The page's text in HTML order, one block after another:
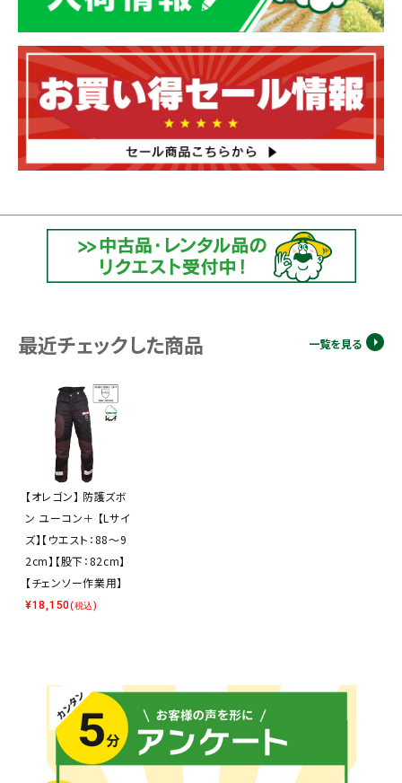
最近チェックした商品 一覧を見る
【オレゴン】 防護ズボ
ン ユーコン＋ 【Lサイ
ズ】【ウエスト：88～9
2cm】【股下：82cm】
【チェンソー作業用】
¥18,150(税込)